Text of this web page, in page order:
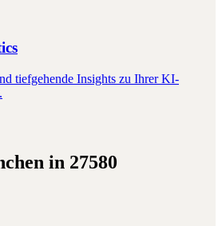
tiefgehende Insights zu Ihrer KI-
in 27580